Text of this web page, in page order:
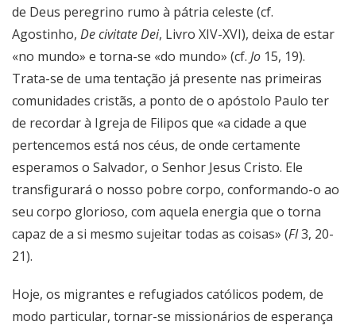
de Deus peregrino rumo à pátria celeste (cf.
Agostinho, De civitate Dei, Livro XIV-XVI), deixa de estar
«no mundo» e torna-se «do mundo» (cf. Jo 15, 19).
Trata-se de uma tentação já presente nas primeiras
comunidades cristãs, a ponto de o apóstolo Paulo ter
de recordar à Igreja de Filipos que «a cidade a que
pertencemos está nos céus, de onde certamente
esperamos o Salvador, o Senhor Jesus Cristo. Ele
transfigurará o nosso pobre corpo, conformando-o ao
seu corpo glorioso, com aquela energia que o torna
capaz de a si mesmo sujeitar todas as coisas» (Fl3, 20-
21).
Hoje, os migrantes e refugiados católicos podem, de
modo particular, tornar-se missionários de esperança